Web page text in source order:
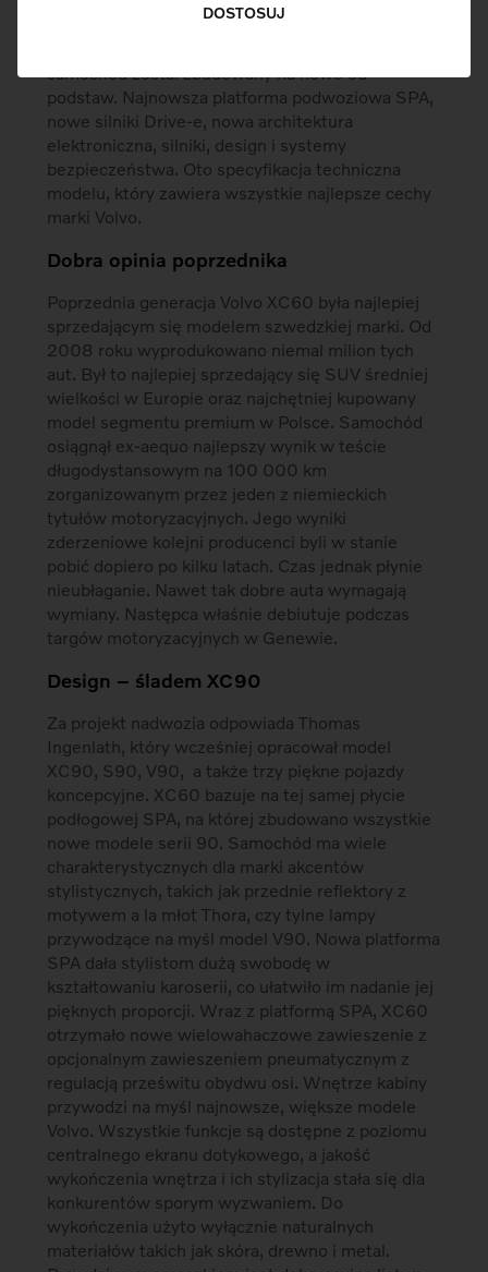
DOSTOSUJ
zadanie: musi godnie zastąpić poprzedni model,
samochód został zbudowany na nowo od
podstaw. Najnowsza platforma podwoziowa SPA,
nowe silniki Drive-e, nowa architektura
elektroniczna, silniki, design i systemy
bezpieczeństwa. Oto specyfikacja techniczna
modelu, który zawiera wszystkie najlepsze cechy
marki Volvo.
Dobra opinia poprzednika
Poprzednia generacja Volvo XC60 była najlepiej
sprzedającym się modelem szwedzkiej marki. Od
2008 roku wyprodukowano niemal milion tych
aut. Był to najlepiej sprzedający się SUV średniej
wielkości w Europie oraz najchętniej kupowany
model segmentu premium w Polsce. Samochód
osiągnął ex-aequo najlepszy wynik w teście
długodystansowym na 100 000 km
zorganizowanym przez jeden z niemieckich
tytułów motoryzacyjnych. Jego wyniki
zderzeniowe kolejni producenci byli w stanie
pobić dopiero po kilku latach. Czas jednak płynie
nieubłaganie. Nawet tak dobre auta wymagają
wymiany. Następca właśnie debiutuje podczas
targów motoryzacyjnych w Genewie.
Design – śladem XC90
Za projekt nadwozia odpowiada Thomas
Ingenlath, który wcześniej opracował model
XC90, S90, V90, a także trzy piękne pojazdy
koncepcyjne. XC60 bazuje na tej samej płycie
podłogowej SPA, na której zbudowano wszystkie
nowe modele serii 90. Samochód ma wiele
charakterystycznych dla marki akcentów
stylistycznych, takich jak przednie reflektory z
motywem a la młot Thora, czy tylne lampy
przywodzące na myśl model V90. Nowa platforma
SPA dała stylistom dużą swobodę w
kształtowaniu karoserii, co ułatwiło im nadanie jej
pięknych proporcji. Wraz z platformą SPA, XC60
otrzymało nowe wielowahaczowe zawieszenie z
opcjonalnym zawieszeniem pneumatycznym z
regulacją prześwitu obydwu osi. Wnętrze kabiny
przywodzi na myśl najnowsze, większe modele
Volvo. Wszystkie funkcje są dostępne z poziomu
centralnego ekranu dotykowego, a jakość
wykończenia wnętrza i ich stylizacja stała się dla
konkurentów sporym wyzwaniem. Do
wykończenia użyto wyłącznie naturalnych
materiałów takich jak skóra, drewno i metal.